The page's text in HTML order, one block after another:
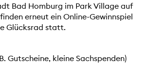
Bad Homburg im Park Village auf
erneut ein Online-Gewinnspiel
Glücksrad statt.
Gutscheine, kleine Sachspenden)